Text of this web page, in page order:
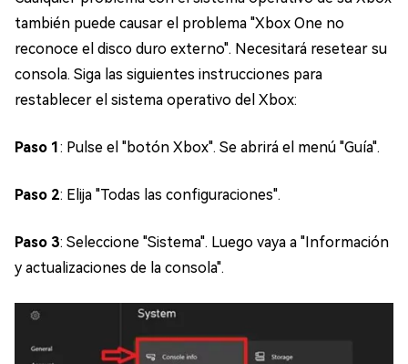
también puede causar el problema "Xbox One no
reconoce el disco duro externo". Necesitará resetear su
consola. Siga las siguientes instrucciones para
restablecer el sistema operativo del Xbox:
Paso 1: Pulse el "botón Xbox". Se abrirá el menú "Guía".
Paso 2: Elija "Todas las configuraciones".
Paso 3: Seleccione "Sistema". Luego vaya a "Información
y actualizaciones de la consola".